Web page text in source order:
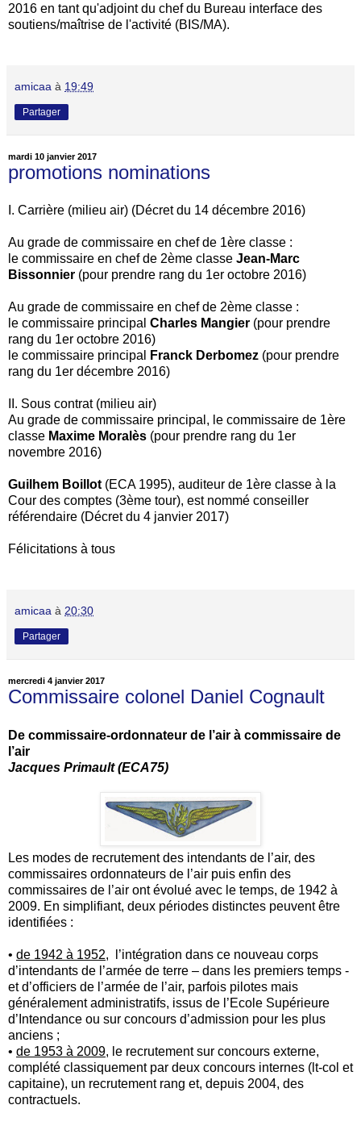
2016 en tant qu'adjoint du chef du Bureau interface des
soutiens/maîtrise de l'activité (BIS/MA).
amicaa à 19:49
Partager
mardi 10 janvier 2017
promotions nominations
I. Carrière (milieu air) (Décret du 14 décembre 2016)
Au grade de commissaire en chef de 1ère classe :
le commissaire en chef de 2ème classe Jean-Marc
Bissonnier (pour prendre rang du 1er octobre 2016)
Au grade de commissaire en chef de 2ème classe :
le commissaire principal Charles Mangier (pour prendre
rang du 1er octobre 2016)
le commissaire principal
Franck Derbomez (pour prendre
rang du 1er décembre 2016)
II. Sous contrat (milieu air)
Au grade de commissaire principal, le commissaire de 1ère
classe Maxime Moralès (pour prendre rang du 1er
novembre 2016)
Guilhem Boillot (ECA 1995), auditeur de 1ère classe à la
Cour des comptes (3ème tour), est nommé conseiller
référendaire (Décret du 4 janvier 2017)
Félicitations à tous
amicaa à 20:30
Partager
mercredi 4 janvier 2017
Commissaire colonel Daniel Cognault
De commissaire-ordonnateur de l’air à commissaire de
l’air
Jacques Primault (ECA75)
Les modes de recrutement des intendants de l’air, des
commissaires ordonnateurs de l’air puis enfin des
commissaires de l’air ont évolué avec le temps, de 1942 à
2009. En simplifiant, deux périodes distinctes peuvent être
identifiées :
• de 1942 à 1952, l’intégration dans ce nouveau corps
d’intendants de l’armée de terre – dans les premiers temps -
et d’officiers de l’armée de l’air, parfois pilotes mais
généralement administratifs, issus de l’Ecole Supérieure
d’Intendance ou sur concours d’admission pour les plus
anciens ;
• de 1953 à 2009, le recrutement sur concours externe,
complété classiquement par deux concours internes (lt-col et
capitaine), un recrutement rang et, depuis 2004, des
contractuels.